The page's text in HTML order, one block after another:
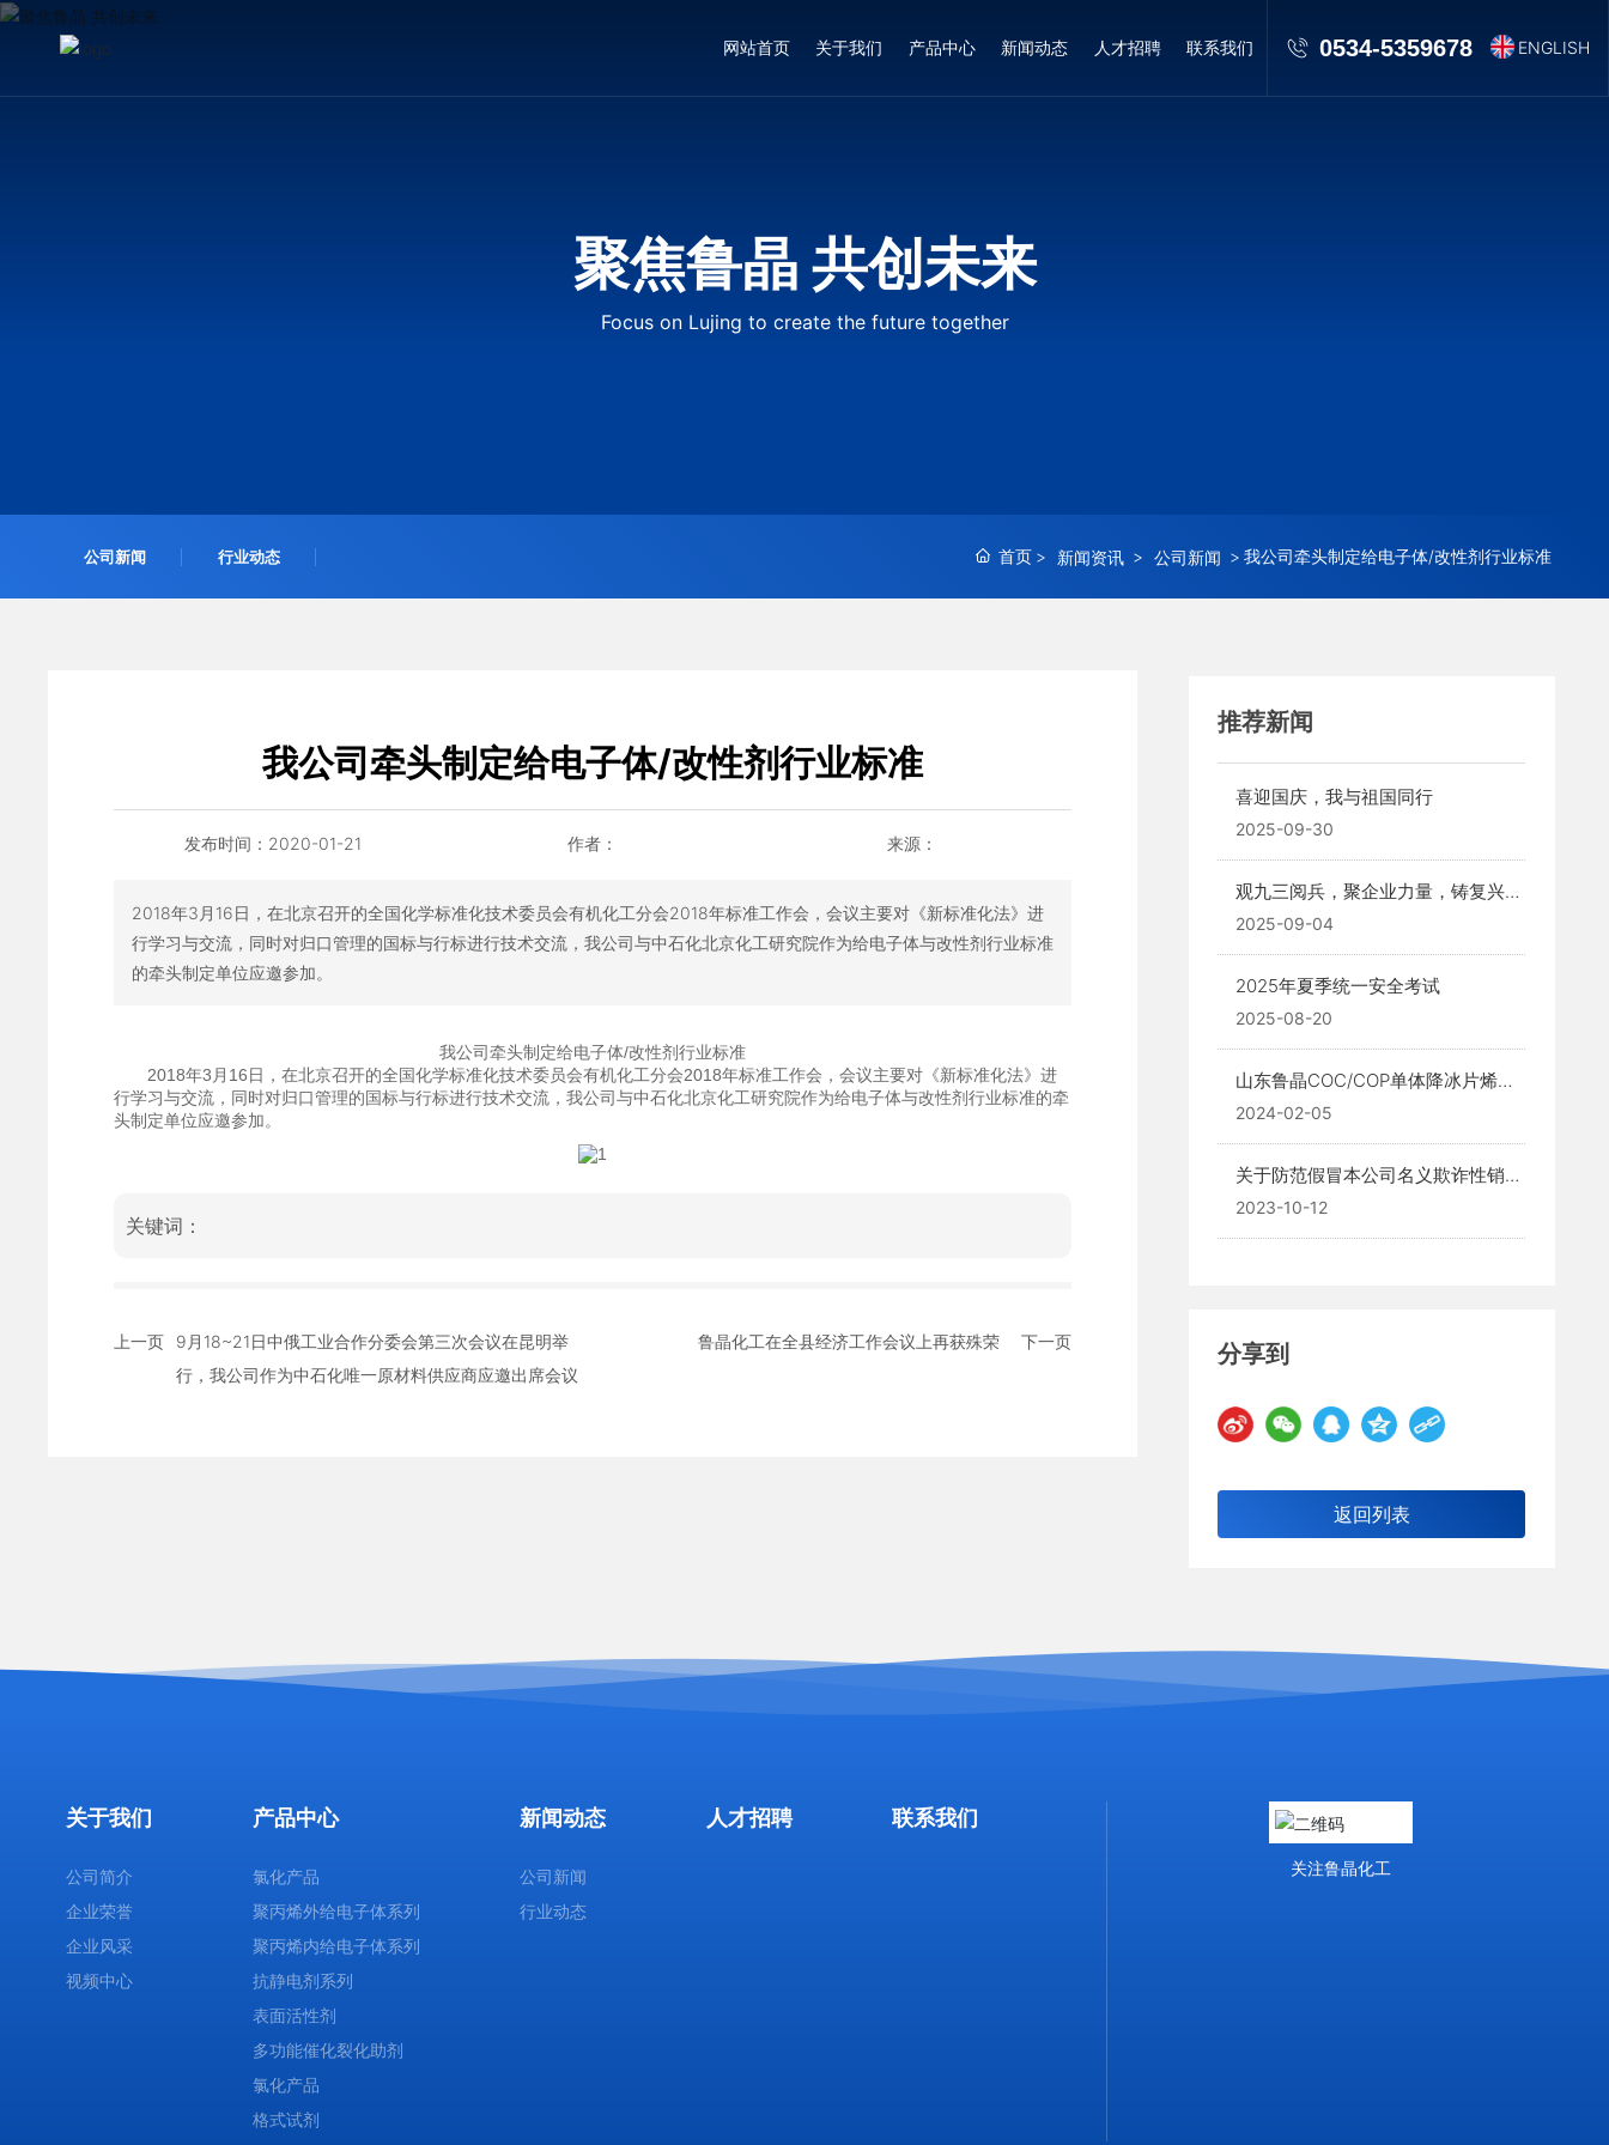
网站首页 关于我们 产品中心 新闻动态 人才招聘 联系我们 0534-5359678 ENGLISH
聚焦鲁晶 共创未来
Focus on Lujing to create the future together
公司新闻 行业动态 首页 新闻资讯 公司新闻 我公司牵头制定给电子体/改性剂行业标准
我公司牵头制定给电子体/改性剂行业标准
发布时间： 2020-01-21 作者： 来源：
2018年3月16日，在北京召开的全国化学标准化技术委员会有机化工分会2018年标准工作会，会议主要对《新标准化法》进
行学习与交流，同时对归口管理的国标与行标进行技术交流，我公司与中石化北京化工研究院作为给电子体与改性剂行业标准
的牵头制定单位应邀参加。
我公司牵头制定给电子体/改性剂行业标准
2018年3月16日，在北京召开的全国化学标准化技术委员会有机化工分会2018年标准工作会，会议主要对《新标准化法》进
行学习与交流，同时对归口管理的国标与行标进行技术交流，我公司与中石化北京化工研究院作为给电子体与改性剂行业标准的牵
头制定单位应邀参加。
关键词：
上一页
9月18~21日中俄工业合作分委会第三次会议在昆明举
行，我公司作为中石化唯一原材料供应商应邀出席会议
鲁晶化工在全县经济工作会议上再获殊荣 下一页
推荐新闻
喜迎国庆，我与祖国同行
2025-09-30
观九三阅兵，聚企业力量，铸复兴辉
煌--山东鲁晶化工科技有限公司
2025-09-04
2025年夏季统一安全考试
2025-08-20
山东鲁晶COC/COP单体降冰片烯投
产
2024-02-05
关于防范假冒本公司名义欺诈性销售
的提示性公告
2023-10-12
分享到
返回列表
关于我们
公司简介
企业荣誉
企业风采
视频中心
产品中心
氯化产品
聚丙烯外给电子体系列
聚丙烯内给电子体系列
抗静电剂系列
表面活性剂
多功能催化裂化助剂
氯化产品
格式试剂
新闻动态
公司新闻
行业动态
人才招聘 联系我们
关注鲁晶化工